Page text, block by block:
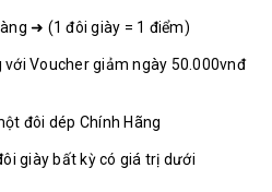
➜ (1 đôi giày = 1 điểm)
Voucher giảm ngày 50.000vnđ
đôi dép Chính Hãng
giày bất kỳ có giá trị dưới